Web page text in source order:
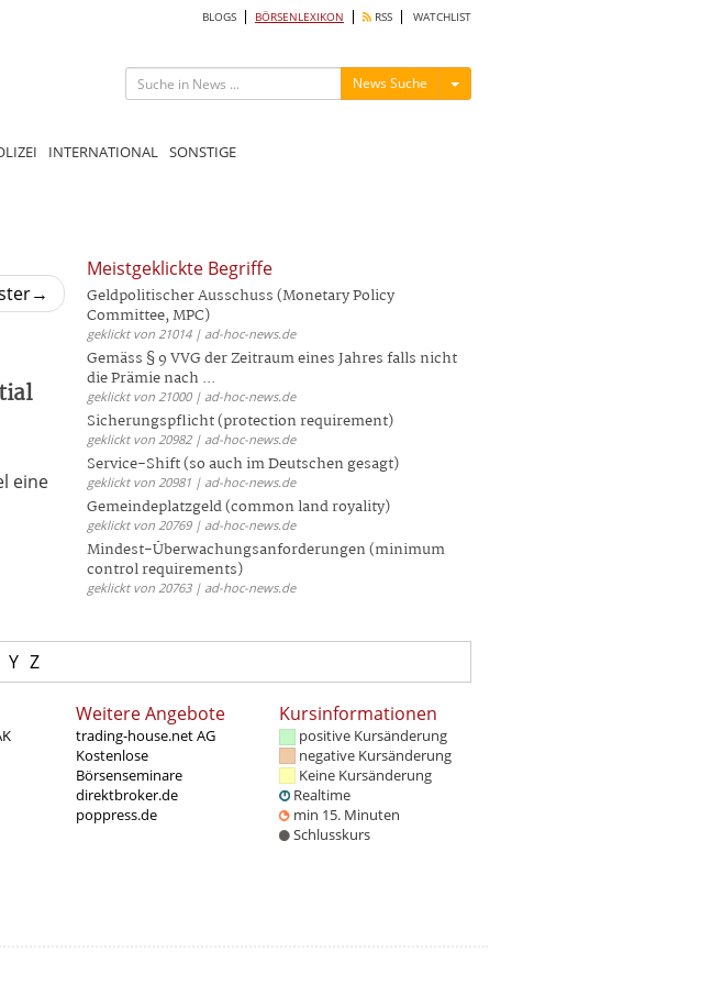
BLOGS BÖRSENLEXIKON RSS WATCHLIST
News Suche Menü ein-/ausblenden
INTERNATIONAL SONSTIGE
→
eine
Meistgeklickte Begriffe
Geldpolitischer Ausschuss (Monetary Policy
Committee, MPC)
geklickt von 21014 | ad-hoc-news.de
Gemäss § 9 VVG der Zeitraum eines Jahres falls nicht
die Prämie nach ...
geklickt von 21000 | ad-hoc-news.de
Sicherungspflicht (protection requirement)
geklickt von 20982 | ad-hoc-news.de
Service-Shift (so auch im Deutschen gesagt)
geklickt von 20981 | ad-hoc-news.de
Gemeindeplatzgeld (common land royality)
geklickt von 20769 | ad-hoc-news.de
Mindest-Überwachungsanforderungen (minimum
control requirements)
geklickt von 20763 | ad-hoc-news.de
Y Z
Weitere Angebote
trading-house.net AG
Kostenlose
Börsenseminare
direktbroker.de
poppress.de
Kursinformationen
positive Kursänderung
negative Kursänderung
Keine Kursänderung
Realtime
min 15. Minuten
Schlusskurs